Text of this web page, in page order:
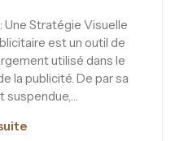
Une Stratégie Visuelle
est un outil de
utilisé dans le
la publicité. De par sa
suspendue,…